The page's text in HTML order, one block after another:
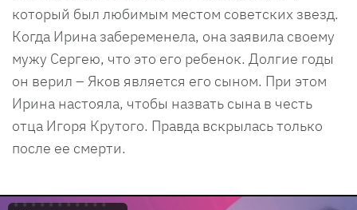
который был любимым местом советских звезд.
Когда Ирина забеременела, она заявила своему
мужу Сергею, что это его ребенок. Долгие годы
он верил – Яков является его сыном. При этом
Ирина настояла, чтобы назвать сына в честь
отца Игоря Крутого. Правда вскрылась только
после ее смерти.